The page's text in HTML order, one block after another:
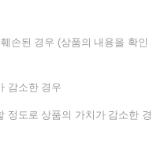
손된 경우 (상품의 내용을 확인
감소한 경우
정도로 상품의 가치가 감소한 경